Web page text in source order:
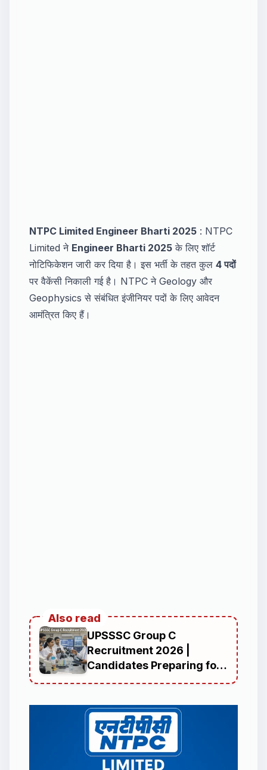
NTPC Limited Engineer Bharti 2025 : NTPC
Limited ने Engineer Bharti 2025 के लिए शॉर्ट
नोटिफिकेशन जारी कर दिया है। इस भर्ती के तहत कुल 4 पदों
पर वैकेंसी निकाली गई है। NTPC ने Geology और
Geophysics से संबंधित इंजीनियर पदों के लिए आवेदन
आमंत्रित किए हैं।
Also read
UPSSSC Group C
Recruitment 2026 |
Candidates Preparing for
UPSSSC Vacancy
Scientific Assistant,
Accountant, Legal
Assistant and Monitoring
Assistant Positions